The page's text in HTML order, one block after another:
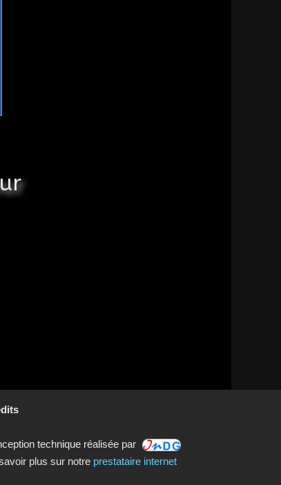
technique réalisée par
plus sur notre prestataire internet